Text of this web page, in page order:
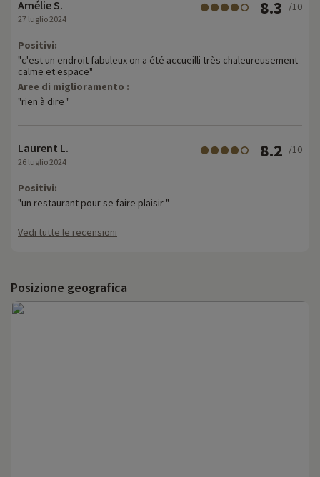
Amélie S.
27 luglio 2024
8.3 /10
Positivi:
"c'est un endroit fabuleux on a été accueilli très chaleureusement
calme et espace"
Aree di miglioramento :
"rien à dire "
Laurent L.
26 luglio 2024
8.2 /10
Positivi:
"un restaurant pour se faire plaisir "
Vedi tutte le recensioni
Posizione geografica